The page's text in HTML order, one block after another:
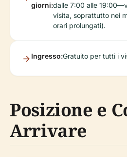
visita, soprattutto nei
orari prolungati).
Posizione e
Arrivare